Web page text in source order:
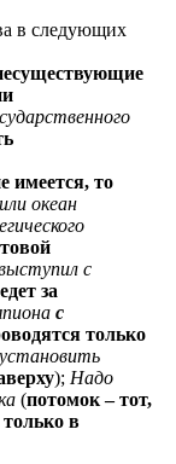
в следующих
имеется, то
океан
с
за
с
только
); Надо
(потомок– тот,
в